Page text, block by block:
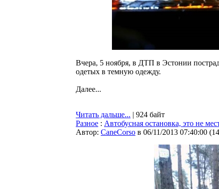
Вчера, 5 ноября, в ДТП в Эстонии
одетых в темную одежду.
Далее...
Читать дальше... | 924 байт
Разное : Автобусная остановка, это не
Автор: CaneCorso в 06/11/2013 07:40:00 (